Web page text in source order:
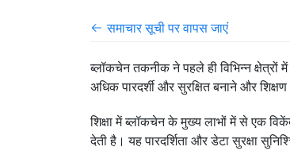
समाचार सूची पर वापस जाएं
ब्लॉकचेन तकनीक ने पहले ही विभिन्न
अधिक पारदर्शी और सुरक्षित बनाने और
शिक्षा में ब्लॉकचेन के मुख्य लाभों में से एक
देती है। यह पारदर्शिता और डेटा सुरक्षा